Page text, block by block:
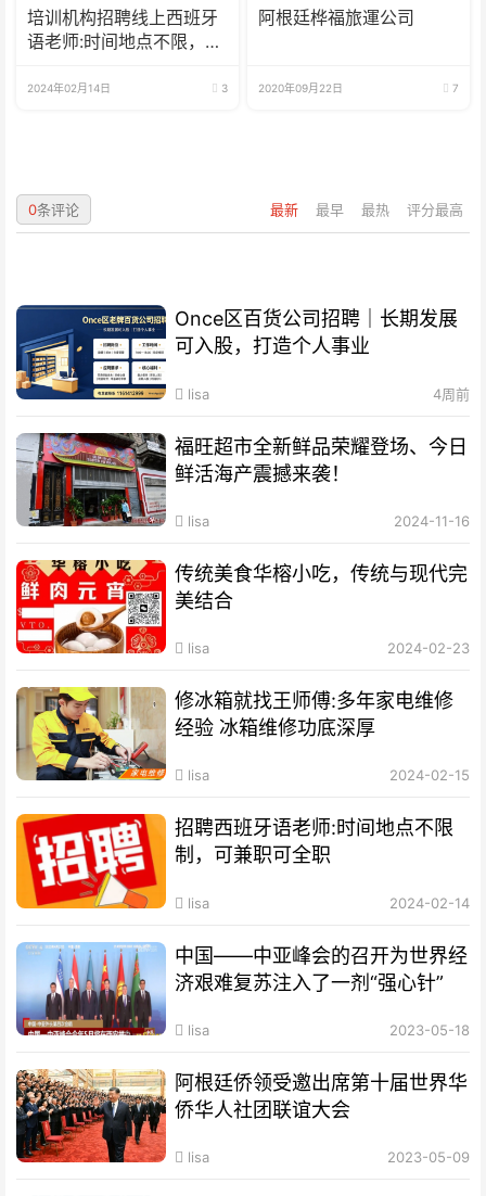
培训机构招聘线上西班牙
语老师:时间地点不限，可
2024年02月14日 3
阿根廷桦福旅運公司
2020年09月22日 7
最新 最早 最热 评分最高
0条评论
Once区百货公司招聘｜长期发展
可入股，打造个人事业
lisa 4周前
福旺超市全新鲜品荣耀登场、今日
鲜活海产震撼来袭！
lisa 2024-11-16
传统美食华榕小吃，传统与现代完
美结合
lisa 2024-02-23
修冰箱就找王师傅:多年家电维修
经验 冰箱维修功底深厚
lisa 2024-02-15
招聘西班牙语老师:时间地点不限
制，可兼职可全职
lisa 2024-02-14
中国——中亚峰会的召开为世界经
济艰难复苏注入了一剂“强心针”
lisa 2023-05-18
阿根廷侨领受邀出席第十届世界华
侨华人社团联谊大会
lisa 2023-05-09